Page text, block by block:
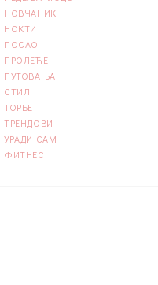
НОВЧАНИК
НОКТИ
ПОСАО
ПРОЛЕЋЕ
ПУТОВАЊА
СТИЛ
ТОРБЕ
ТРЕНДОВИ
УРАДИ САМ
ФИТНЕС